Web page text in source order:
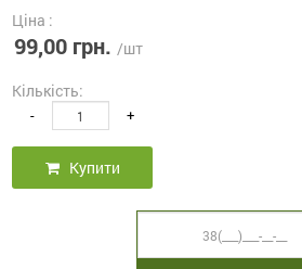
Ціна :
99,00 грн. /шт
Кількість:
- +
Купити